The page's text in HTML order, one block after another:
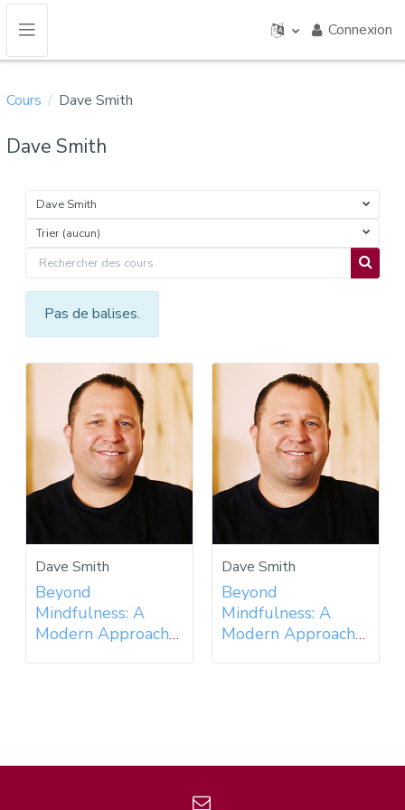
Passer au contenu principal
Connexion
Cours Dave Smith
Dave Smith
Dave Smith
Trier (aucun)
Rechercher des cours
Pas de balises.
Dave Smith
Beyond
Mindfulness: A
Modern Approach
Dave Smith
Beyond
Mindfulness: A
Modern Approach